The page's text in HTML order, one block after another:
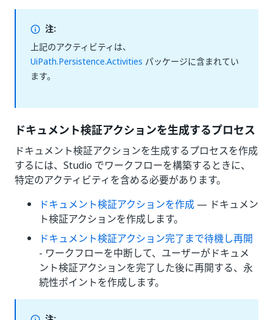
注:
上記のアクティビティは、
UiPath.Persistence.Activities パッケージに含まれてい
ます。
ドキュメント検証アクションを生成するプロセス
ドキュメント検証アクションを生成するプロセスを作成
するには、Studio でワークフローを構築するときに、
特定のアクティビティを含める必要があります。
ドキュメント検証アクションを作成 — ドキュメン
ト検証アクションを作成します。
ドキュメント検証アクション完了まで待機し再開
- ワークフローを中断して、ユーザーがドキュメ
ント検証アクションを完了した後に再開する、永
続性ポイントを作成します。